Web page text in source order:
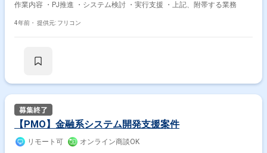
作業内容 ・PJ推進 ・システム検討 ・実行支援 ・上記、附帯する業務
4年前・ 提供元: フリコン
【PMO】金融系システム開発支援案件
リモート可 オンライン商談OK